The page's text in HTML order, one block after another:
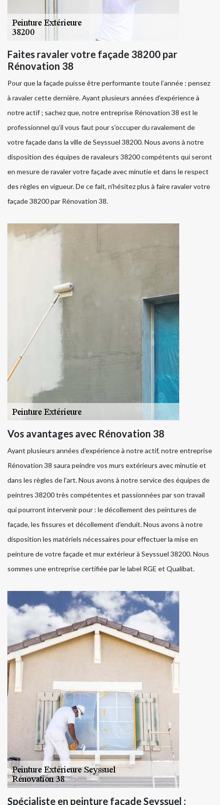
Faites ravaler votre façade 38200 par
Rénovation 38
Pour que la façade puisse être performante toute l’année : pensez
à ravaler cette dernière. Ayant plusieurs années d’expérience à
notre actif ; sachez que, notre entreprise Rénovation 38 est le
professionnel qu’il vous faut pour s’occuper du ravalement de
votre façade dans la ville de Seyssuel 38200. Nous avons à notre
disposition des équipes de ravaleurs 38200 compétents qui seront
en mesure de ravaler votre façade avec minutie et dans le respect
des règles en vigueur. De ce fait, n’hésitez plus à faire ravaler votre
façade 38200 par Rénovation 38.
Vos avantages avec Rénovation 38
Ayant plusieurs années d’expérience à notre actif, notre entreprise
Rénovation 38 saura peindre vos murs extérieurs avec minutie et
dans les règles de l’art. Nous avons à notre service des équipes de
peintres 38200 très compétentes et passionnées par son travail
qui pourront intervenir pour : le décollement des peintures de
façade, les fissures et décollement d’enduit. Nous avons à notre
disposition les matériels nécessaires pour effectuer la mise en
peinture de votre façade et mur extérieur à Seyssuel 38200. Nous
sommes une entreprise certifiée par le label RGE et Qualibat.
Spécialiste en peinture façade Seyssuel :